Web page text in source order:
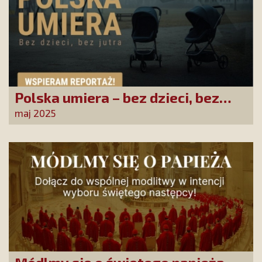
Polska umiera – bez dzieci, bez
jutra
maj 2025